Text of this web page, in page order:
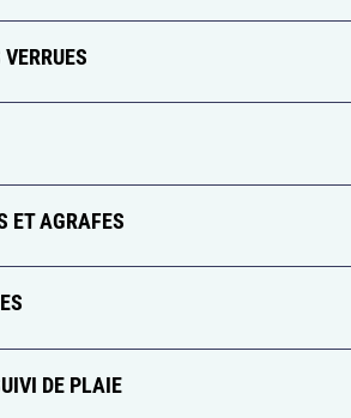
ET AGRAFES
DE PLAIE